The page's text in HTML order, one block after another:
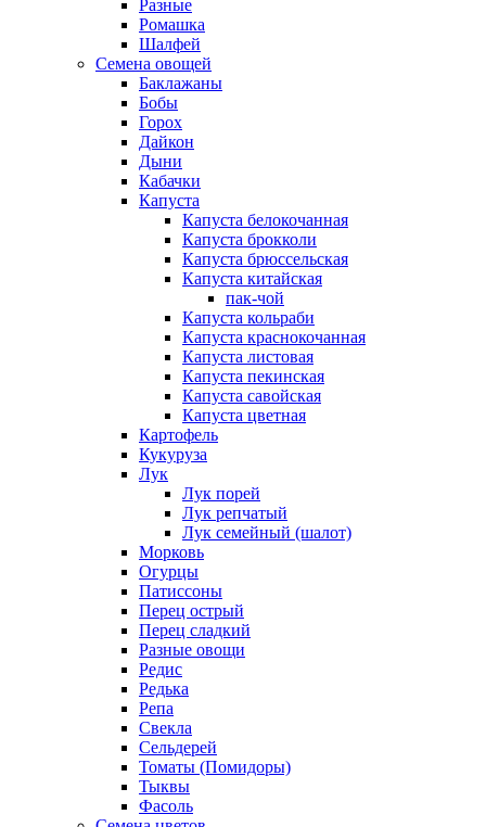
Разные
Ромашка
Шалфей
Семена овощей
Баклажаны
Бобы
Горох
Дайкон
Дыни
Кабачки
Капуста
Капуста белокочанная
Капуста брокколи
Капуста брюссельская
Капуста китайская
пак-чой
Капуста кольраби
Капуста краснокочанная
Капуста листовая
Капуста пекинская
Капуста савойская
Капуста цветная
Картофель
Кукуруза
Лук
Лук порей
Лук репчатый
Лук семейный (шалот)
Морковь
Огурцы
Патиссоны
Перец острый
Перец сладкий
Разные овощи
Редис
Редька
Репа
Свекла
Сельдерей
Томаты (Помидоры)
Тыквы
Фасоль